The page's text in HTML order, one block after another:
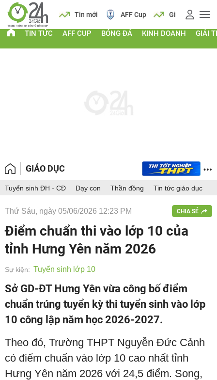
Lịch Tin mới AFF Cup Giá vàng
TIN TỨC AFF CUP BÓNG ĐÁ KINH DOANH GIẢI
GIÁO DỤC
Tuyển sinh ĐH - CĐ Dạy con Thần đồng Tin tức giáo dục
Thứ Sáu, ngày 05/06/2026 12:23 PM CHIA SẺ
Điểm chuẩn thi vào lớp 10 của
tỉnh Hưng Yên năm 2026
Sự kiện: Tuyển sinh lớp 10
Sở GD-ĐT Hưng Yên vừa công bố điểm
chuẩn trúng tuyển kỳ thi tuyển sinh vào lớp
10 công lập năm học 2026-2027.
Theo đó, Trường THPT Nguyễn Đức Cảnh
có điểm chuẩn vào lớp 10 cao nhất tỉnh
Hưng Yên năm 2026 với 24,5 điểm. Song,